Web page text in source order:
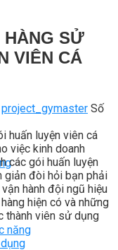
năng
HÀNG SỬ
VIÊN CÁ
project_gymaster Số
huấn luyện viên cá
việc kinh doanh
các gói huấn luyện
giản đòi hỏi bạn phải
hành đội ngũ hiệu
hiện có và những
thành viên sử dụng